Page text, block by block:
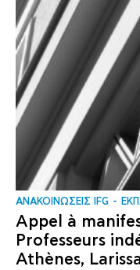
ΑΝΑΚΟΙΝΩΣΕΙΣ IFG
Appel à
Professeurs
Athènes,